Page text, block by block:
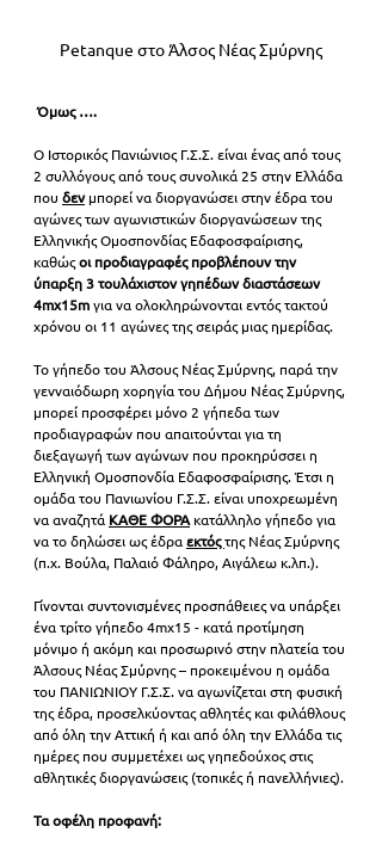
Petanque στο Άλσος Νέας Σμύρνης
Όμως ….
O Ιστορικός Πανιώνιος Γ.Σ.Σ. είναι ένας από τους
2 συλλόγους από τους συνολικά 25 στην Ελλάδα
που δεν μπορεί να διοργανώσει στην έδρα του
αγώνες των αγωνιστικών διοργανώσεων της
Ελληνικής Ομοσπονδίας Εδαφοσφαίρισης,
καθώς οι προδιαγραφές προβλέπουν την
ύπαρξη 3 τουλάχιστον γηπέδων διαστάσεων
4mx15m για να ολοκληρώνονται εντός τακτού
χρόνου οι 11 αγώνες της σειράς μιας ημερίδας.
Το γήπεδο του Άλσους Νέας Σμύρνης, παρά την
γενναιόδωρη χορηγία του Δήμου Νέας Σμύρνης,
μπορεί προσφέρει μόνο 2 γήπεδα των
προδιαγραφών που απαιτούνται για τη
διεξαγωγή των αγώνων που προκηρύσσει η
Ελληνική Ομοσπονδία Εδαφοσφαίρισης. Έτσι η
ομάδα του Πανιωνίου Γ.Σ.Σ. είναι υποχρεωμένη
να αναζητά ΚΑΘΕ ΦΟΡΑ κατάλληλο γήπεδο για
να το δηλώσει ως έδρα εκτός της Νέας Σμύρνης
(π.χ. Βούλα, Παλαιό Φάληρο, Αιγάλεω κ.λπ.).
Γίνονται συντονισμένες προσπάθειες να υπάρξει
ένα τρίτο γήπεδο 4mx15 - κατά προτίμηση
μόνιμο ή ακόμη και προσωρινό στην πλατεία του
Άλσους Νέας Σμύρνης – προκειμένου η ομάδα
του ΠΑΝΙΩΝΙΟΥ Γ.Σ.Σ. να αγωνίζεται στη φυσική
της έδρα, προσελκύοντας αθλητές και φιλάθλους
από όλη την Αττική ή και από όλη την Ελλάδα τις
ημέρες που συμμετέχει ως γηπεδούχος στις
αθλητικές διοργανώσεις (τοπικές ή πανελλήνιες).
Τα οφέλη προφανή: